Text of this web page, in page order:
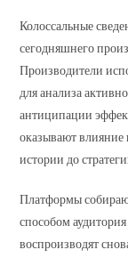
Колоссальные
сегодняшнего
Производители
для анализа
антиципации
оказывают влияние
истории до
Платформы
способом
воспроизводят